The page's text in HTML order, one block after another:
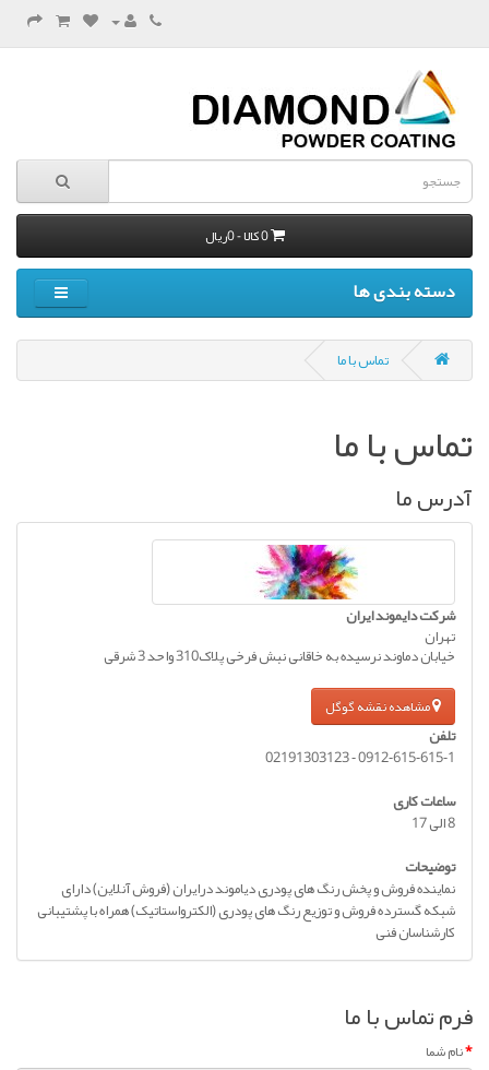
0 کالا - 0ریال
دسته بندی ها
تماس با ما
تماس با ما
آدرس ما
شرکت دایموند ایران
تهران
خیابان دماوند نرسیده به خاقانی نبش فرخی پلاک310 واحد 3 شرقی
مشاهده نقشه گوگل
تلفن
0912-615-615-1 - 02191303123
ساعات کاری
8 الی 17
توضیحات
نماینده فروش و پخش رنگ های پودری دیاموند درایران (فروش آنلاین) دارای
شبکه گسترده فروش و توزیع رنگ های پودری (الکترواستاتیک) همراه با پشتیبانی
کارشناسان فنی
فرم تماس با ما
نام شما